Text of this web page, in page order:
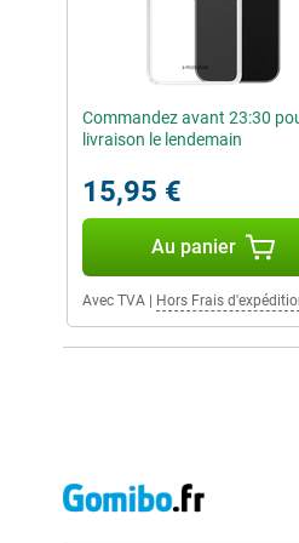
Commandez avant 23:30
livraison le lendemain
15,95 €
Au panier
Avec TVA Hors Frais